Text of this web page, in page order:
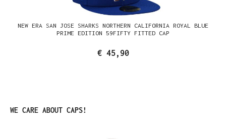
NEW ERA SAN JOSE SHARKS NORTHERN CALIFORNIA ROYAL BLUE
PRIME EDITION 59FIFTY FITTED CAP
€ 45,90
Produktgalerie überspringen
WE CARE ABOUT CAPS!